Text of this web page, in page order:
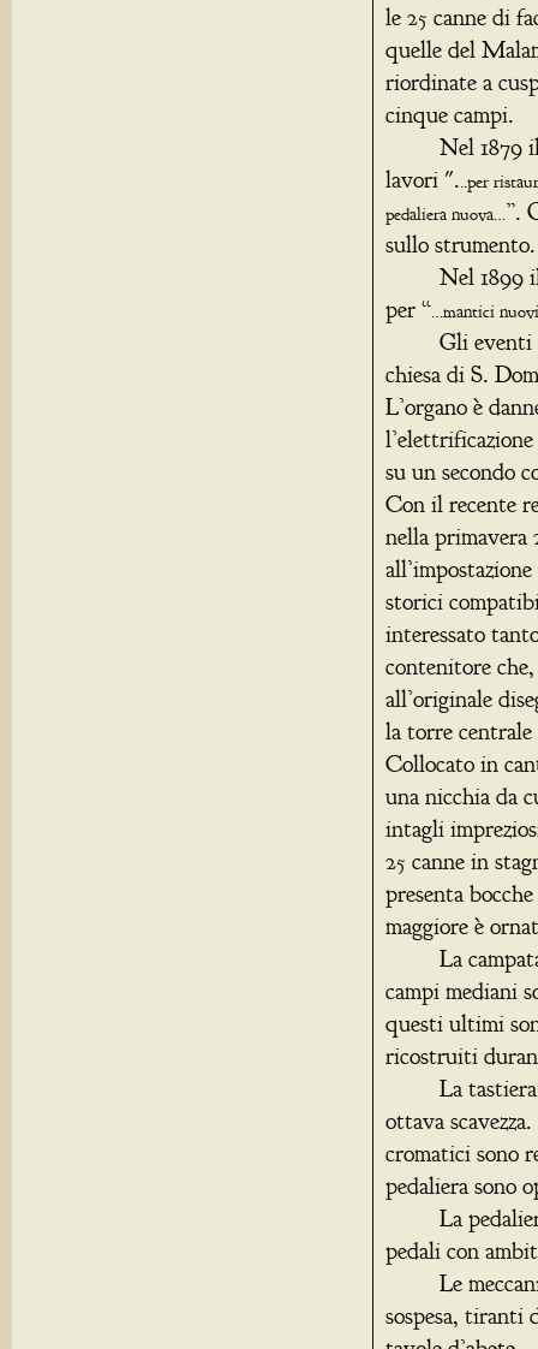
le 25 canne di
quelle del
riordinate a
cinque campi.
Nel 1879 il
lavori "...per
pedaliera nuova…”.
sullo strumento.
Nel 1899 il
per “…mantici
Gli eventi
chiesa di S.
L’organo è
su un secondo
Con il recente
nella
storici
interessato
contenitore
all’originale
la torre
Collocato in
una nicchia da
intagli
25 canne in
presenta
maggiore è
La campata
campi mediani
questi ultimi
ricostruiti
La tastiera
ottava
cromatici sono
pedaliera sono
La pedaliera,
pedali con
Le
sospesa, tiranti